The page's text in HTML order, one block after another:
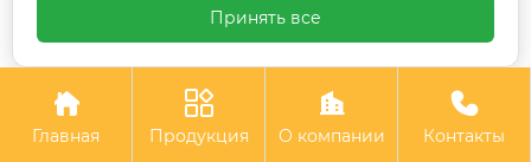
первостепенной важности. Помните, что
инструменты создания добавленной стоимости,
и их эффективность напрямую зависит от
компетенции команды, которая ими управляет.

Главная

Продукция

О компании

Контакты
Принять все